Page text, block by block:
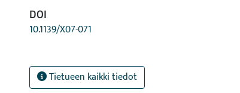
DOI
10.1139/X07-071
Tietueen kaikki tiedot